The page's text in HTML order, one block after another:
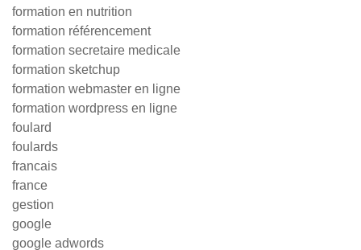
formation en nutrition
formation référencement
formation secretaire medicale
formation sketchup
formation webmaster en ligne
formation wordpress en ligne
foulard
foulards
francais
france
gestion
google
google adwords